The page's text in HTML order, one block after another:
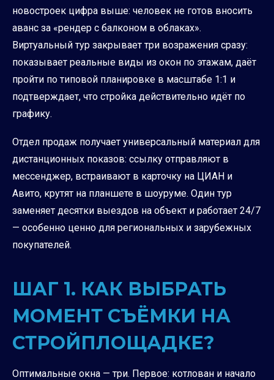
новостроек цифра выше: человек не готов вносить
аванс за «рендер с балконом в облаках».
Виртуальный тур закрывает три возражения сразу:
показывает реальные виды из окон по этажам, даёт
пройти по типовой планировке в масштабе 1:1 и
подтверждает, что стройка действительно идёт по
графику.
Отдел продаж получает универсальный материал для
дистанционных показов: ссылку отправляют в
мессенджер, встраивают в карточку на ЦИАН и
Авито, крутят на планшете в шоуруме. Один тур
заменяет десятки выездов на объект и работает 24/7
— особенно ценно для региональных и зарубежных
покупателей.
ШАГ 1. КАК ВЫБРАТЬ
МОМЕНТ СЪЁМКИ НА
СТРОЙПЛОЩАДКЕ?
Оптимальные окна — три. Первое: котлован и начало